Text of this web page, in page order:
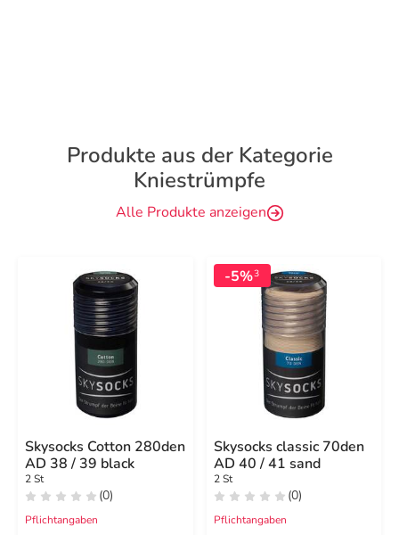
Produkte aus der Kategorie
Kniestrümpfe
Alle Produkte anzeigen
Skysocks Cotton 280den
AD 38 / 39 black
2 St
(0)
Pflichtangaben
-5%3
Skysocks classic 70den
AD 40 / 41 sand
2 St
(0)
Pflichtangaben